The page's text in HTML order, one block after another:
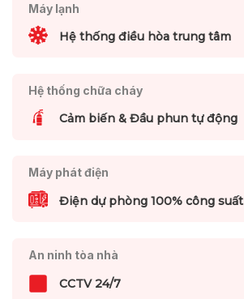
Máy lạnh
Hệ thống điều hòa trung tâm
Hệ thống chữa cháy
Cảm biến & Đầu phun tự động
Máy phát điện
Điện dự phòng 100% công suất
An ninh tòa nhà
CCTV 24/7